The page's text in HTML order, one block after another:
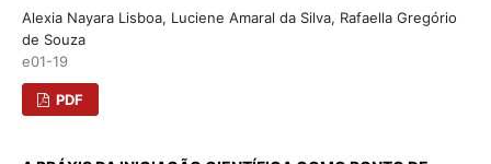
Alexia Nayara Lisboa, Luciene Amaral da Silva, Rafaella Gregório
de Souza
e01-19
PDF